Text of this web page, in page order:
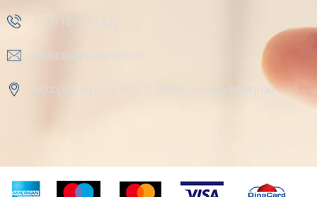
+ 381 18 41 51 230
prodaja@steelsoft.rs
Autoput za Novi Sad 71 11080, Zemun-Beograd